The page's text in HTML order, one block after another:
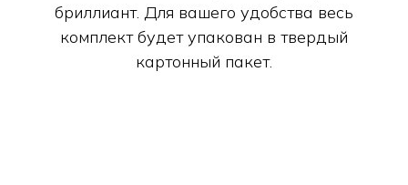
бриллиант. Для вашего удобства весь
комплект будет упакован в твердый
картонный пакет.